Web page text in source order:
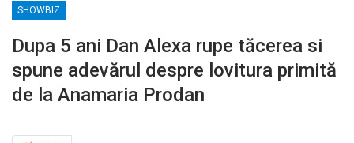
SHOWBIZ
Dupa 5 ani Dan Alexa rupe tăcerea si
spune adevărul despre lovitura primită
de la Anamaria Prodan